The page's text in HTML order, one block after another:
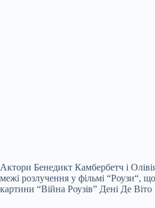
Актори Бенедикт Камбербетч і
межі розлучення у фільмі “Роузи“,
картини “Війна Роузів” Дені Де Віто